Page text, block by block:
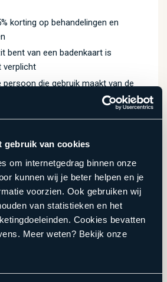
gebruik van cookies
om internetgedrag binnen onze
kunnen wij je beter helpen en je
voorzien. Ook gebruiken wij
van statistieken en het
Cookies bevatten
Meer weten? Bekijk onze
korting op behandelingen en
bent van een badenkaart is
verplicht
persoon die gebruik maakt van de
15% korting op behandelingen en
BESTEL TICKET
RESORTS